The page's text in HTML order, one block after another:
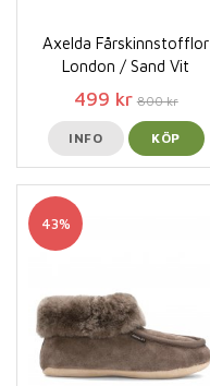
Axelda Fårskinnstofflor
London / Sand Vit
499 kr 800 kr
INFO KÖP
43%